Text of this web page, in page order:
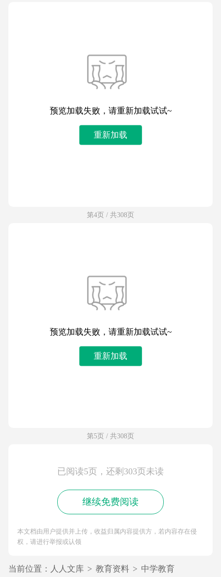
预览加载失败，请重新加载试试~
重新加载
第4页 / 共308页
预览加载失败，请重新加载试试~
重新加载
第5页 / 共308页
已阅读5页，还剩303页未读
继续免费阅读
本文档由用户提供并上传，收益归属内容提供方，若内容存在侵
权，请进行举报或认领
当前位置： 人人文库 > 教育资料 > 中学教育